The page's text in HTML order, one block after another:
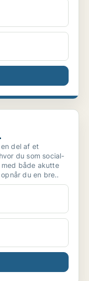
Bliv...
del af et
du som social-
både akutte
du en bre..